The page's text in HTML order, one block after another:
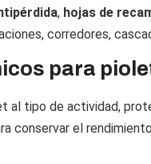
, hojas de
corredores,
para
al tipo de actividad,
conservar el